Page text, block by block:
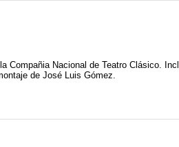
Compañia Nacional de Teatro Clásico.
de José Luis Gómez.